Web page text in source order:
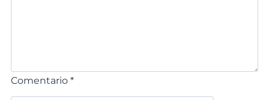
Comentario *